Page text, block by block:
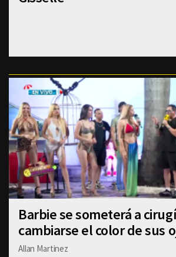
Barbie se someterá a
cambiarse el color de sus
Allan Martinez